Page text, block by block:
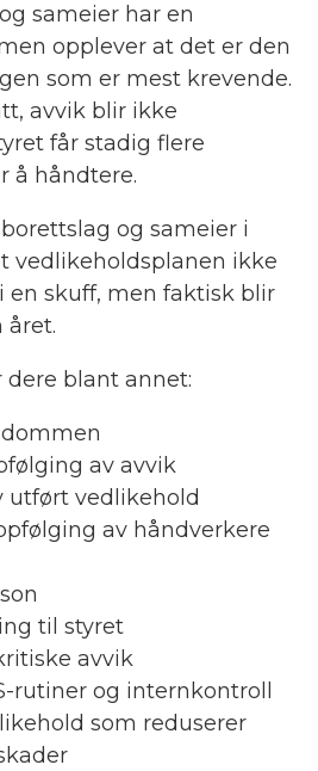
sameier har en
opplever at det er den
som er mest krevende.
avvik blir ikke
får stadig flere
å håndtere.
og sameier i
vedlikeholdsplanen ikke
en skuff, men faktisk blir
året.
blant annet:
av avvik
utført vedlikehold
av håndverkere
til styret
avvik
rutiner og internkontroll
som reduserer